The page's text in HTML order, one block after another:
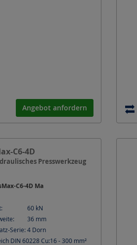
Angebot anfordern
C6-4D
Presswerkzeug
C6-4D Ma
60 kN
36 mm
Serie: 4 Dorn
DIN 60228 Cu:16 - 300 mm²